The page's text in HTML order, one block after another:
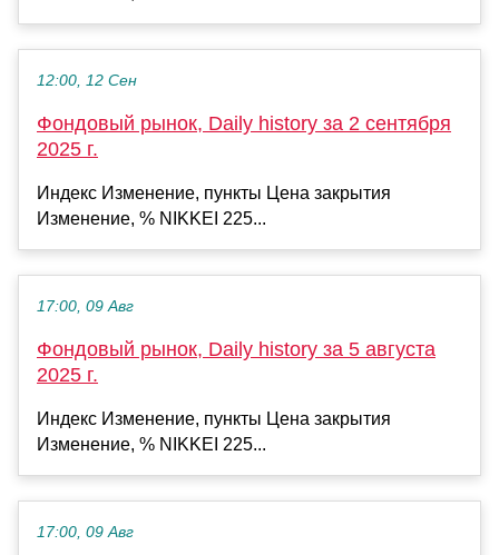
12:00, 12 Сен
Фондовый рынок, Daily history за 2 сентября
2025 г.
Индекс Изменение, пункты Цена закрытия
Изменение, % NIKKEI 225...
17:00, 09 Авг
Фондовый рынок, Daily history за 5 августа
2025 г.
Индекс Изменение, пункты Цена закрытия
Изменение, % NIKKEI 225...
17:00, 09 Авг